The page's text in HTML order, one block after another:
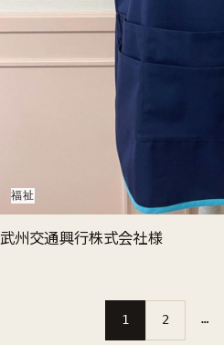
福祉
武州交通興行株式会社様
1 2 …